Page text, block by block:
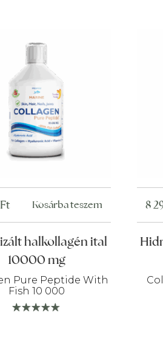
halkollagén ital
10000 mg
Pure Peptide With
Fish 10 000
Ft Kosárba teszem 8